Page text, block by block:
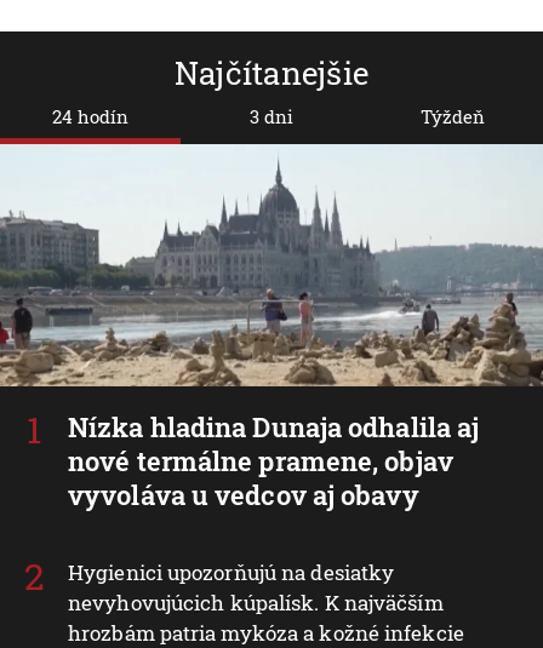
Najčítanejšie
24 hodín
Nízka hladina Dunaja odhalila aj
nové termálne pramene, objav
vyvoláva u vedcov aj obavy
Hygienici upozorňujú na desiatky
nevyhovujúcich kúpalísk. K najväčším
hrozbám patria mykóza a kožné infekcie
3 dni Týždeň